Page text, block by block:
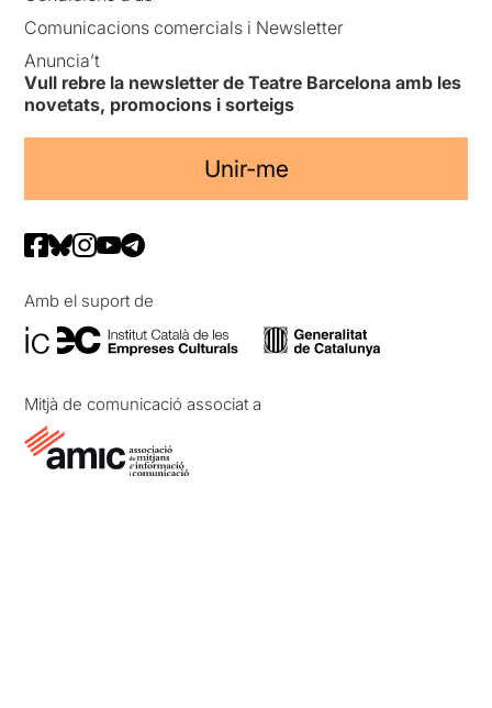
Comunicacions comercials i Newsletter
Anuncia’t
Vull rebre la newsletter de Teatre Barcelona amb les
novetats, promocions i sorteigs
Unir-me
Amb el suport de
Mitjà de comunicació associat a